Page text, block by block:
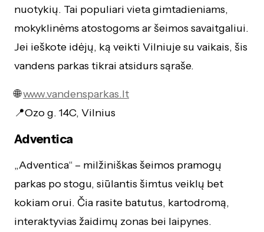
nuotykių. Tai populiari vieta gimtadieniams,
mokyklinėms atostogoms ar šeimos savaitgaliui.
Jei ieškote idėjų, ką veikti Vilniuje su vaikais, šis
vandens parkas tikrai atsidurs sąraše.
🌐www.vandensparkas.lt
📍Ozo g. 14C, Vilnius
Adventica
„Adventica“ – milžiniškas šeimos pramogų
parkas po stogu, siūlantis šimtus veiklų bet
kokiam orui. Čia rasite batutus, kartodromą,
interaktyvias žaidimų zonas bei laipynes.